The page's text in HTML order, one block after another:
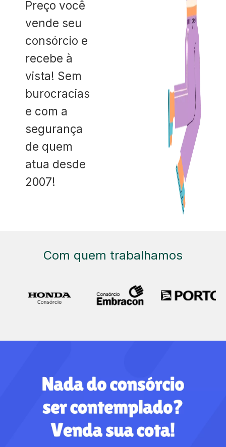
Preço você
vende seu
consórcio e
recebe à
vista! Sem
burocracias
e com a
segurança
de quem
atua desde
2007!
Com quem trabalhamos